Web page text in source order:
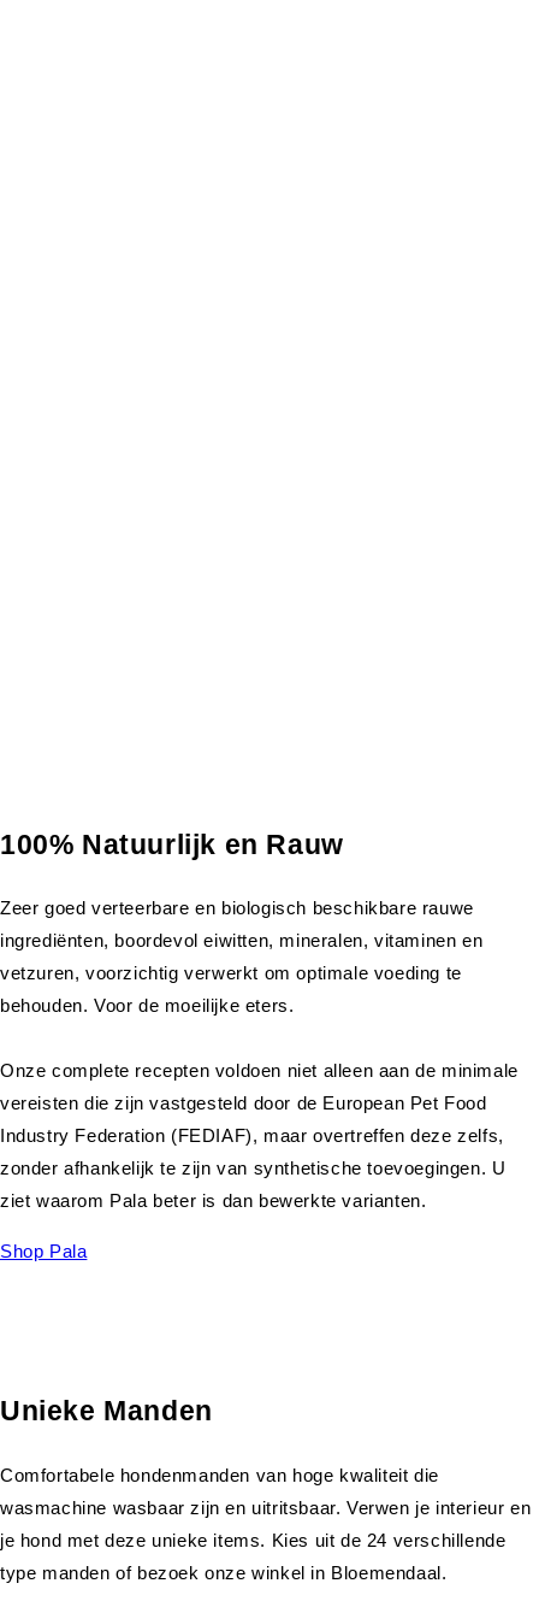
100% Natuurlijk en Rauw
Zeer goed verteerbare en biologisch beschikbare rauwe
ingrediënten, boordevol eiwitten, mineralen, vitaminen en
vetzuren, voorzichtig verwerkt om optimale voeding te
behouden. Voor de moeilijke eters.
Onze complete recepten voldoen niet alleen aan de minimale
vereisten die zijn vastgesteld door de European Pet Food
Industry Federation (FEDIAF), maar overtreffen deze zelfs,
zonder afhankelijk te zijn van synthetische toevoegingen. U
ziet waarom Pala beter is dan bewerkte varianten.
Shop Pala
Unieke Manden
Comfortabele hondenmanden van hoge kwaliteit die
wasmachine wasbaar zijn en uitritsbaar. Verwen je interieur en
je hond met deze unieke items. Kies uit de 24 verschillende
type manden of bezoek onze winkel in Bloemendaal.